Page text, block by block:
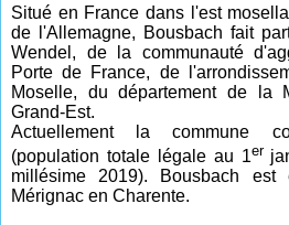
Situé en France dans l'est
de l'Allemagne, Bousbach fait
Wendel, de la communauté
Porte de France, de
Moselle, du département de la
Grand-Est.
Actuellement la commune
(population totale légale au 1er
millésime 2019). Bousbach est
Mérignac en Charente.